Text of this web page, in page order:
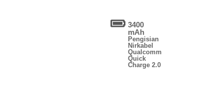
3400
mAh
Pengisian
Nirkabel
Qualcomm
Quick
Charge 2.0